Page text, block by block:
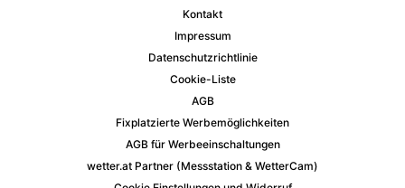
Kontakt
Impressum
Datenschutzrichtlinie
Cookie-Liste
AGB
Fixplatzierte Werbemöglichkeiten
AGB für Werbeeinschaltungen
wetter.at Partner (Messstation & WetterCam)